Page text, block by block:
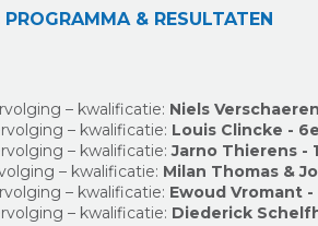
& RESULTATEN
– kwalificatie: Niels
– kwalificatie: Louis Clincke -
– kwalificatie:Jarno Thierens -
– kwalificatie: Milan Thomas &
– kwalificatie: Ewoud Vromant
– kwalificatie: Diederick